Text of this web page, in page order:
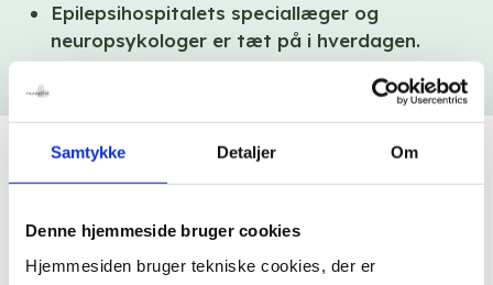
Samtykke Detaljer Om
Denne hjemmeside bruger cookies
Hjemmesiden bruger tekniske cookies, der er
Epilepsihospitalets speciallæger og
neuropsykologer er tæt på i hverdagen.